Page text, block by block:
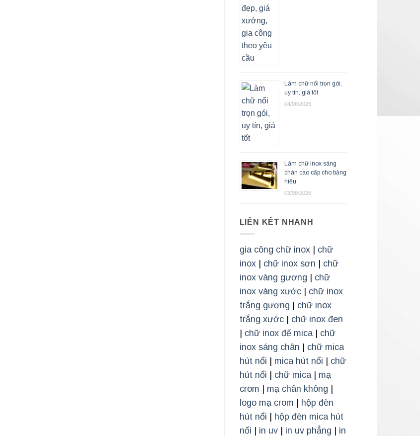
Làm chữ nổi trọn gói,
uy tín, giá tốt
04/08/2026
Làm chữ inox sáng
chân cao cấp cho bảng
hiệu
03/08/2026
LIÊN KẾT NHANH
gia công chữ inox| chữ
inox| chữ inox sơn
chữ
inox vàng gương
chữ
inox vàng xước| chữ inox
trắng gương
chữ inox
trắng xước| chữ inox đen
chữ inox đế mica| chữ
inox sáng chân
chữ mica
hút nổi
mica hút nổi
chữ
hút nổi
chữ mica| mạ
crom
mạ chân không
logo mạ crom
hộp đèn
hút nổi
hộp đèn mica hút
nổi
in uv| in uv phẳng in